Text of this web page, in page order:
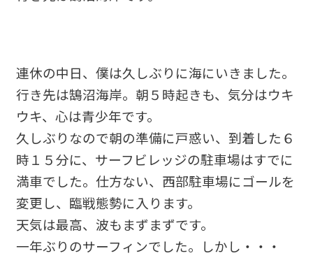
連休の中日、僕は久しぶりに海にいきました。
行き先は鵠沼海岸。朝５時起きも、気分はウキ
ウキ、心は青少年です。
久しぶりなので朝の準備に戸惑い、到着した６
時１５分に、サーフビレッジの駐車場はすでに
満車でした。仕方ない、西部駐車場にゴールを
変更し、臨戦態勢に入ります。
天気は最高、波もまずまずです。
一年ぶりのサーフィンでした。しかし・・・